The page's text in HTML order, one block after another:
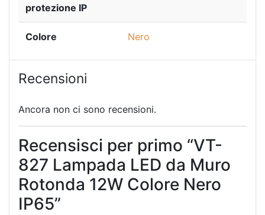
protezione IP
Colore Nero
Recensioni
Ancora non ci sono recensioni.
Recensisci per primo “VT-
827 Lampada LED da Muro
Rotonda 12W Colore Nero
IP65”